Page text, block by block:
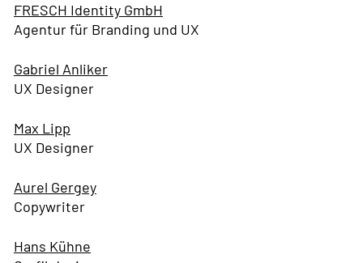
FRESCH Identity GmbH
Agentur für Branding und UX
Gabriel Anliker
UX Designer
Max Lipp
UX Designer
Aurel Gergey
Copywriter
Hans Kühne